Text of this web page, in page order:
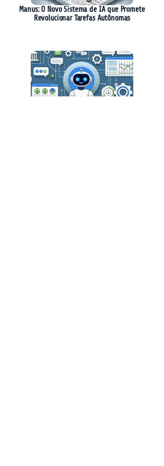
Manus: O Novo Sistema de IA que Promete
Revolucionar Tarefas Autônomas